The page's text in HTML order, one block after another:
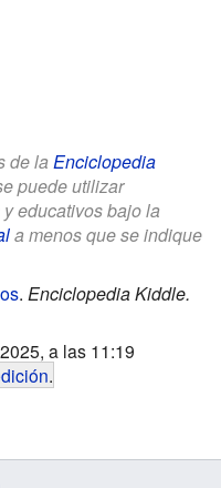
de la Enciclopedia
puede utilizar
educativos bajo la
a menos que se indique
. Enciclopedia Kiddle.
a las 11:19
.